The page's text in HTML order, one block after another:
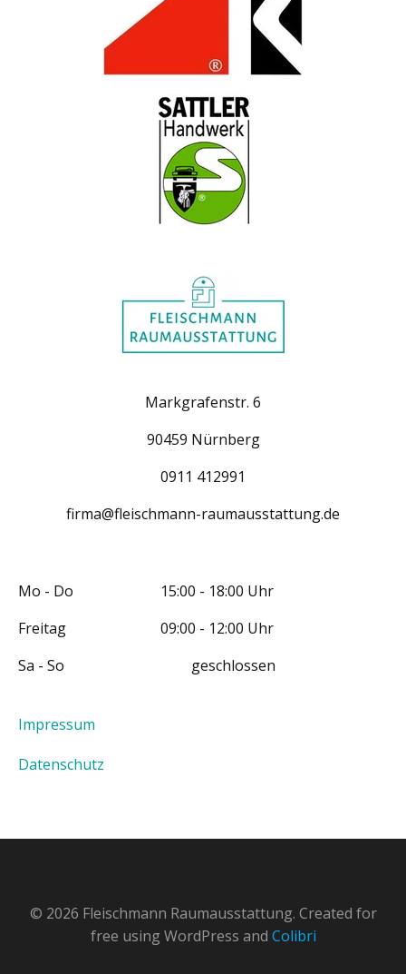
Markgrafenstr. 6
90459 Nürnberg
0911 412991
firma@fleischmann-raumausstattung.de
Mo - Do 15:00 - 18:00 Uhr
Freitag 09:00 - 12:00 Uhr
Sa - So geschlossen
Impressum
Datenschutz
© 2026 Fleischmann Raumausstattung. Created for
free using WordPress and Colibri